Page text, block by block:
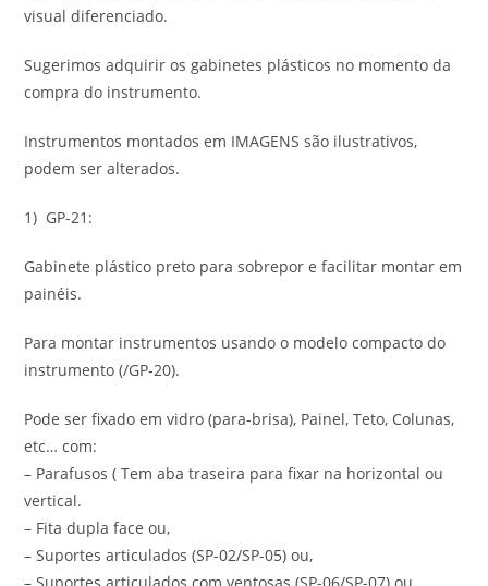
visual diferenciado.
Sugerimos adquirir os gabinetes plásticos no momento da
compra do instrumento.
Instrumentos montados em IMAGENS são ilustrativos,
podem ser alterados.
1) GP-21:
Gabinete plástico preto para sobrepor e facilitar montar em
painéis.
Para montar instrumentos usando o modelo compacto do
instrumento (/GP-20).
Pode ser fixado em vidro (para-brisa), Painel, Teto, Colunas,
etc… com:
– Parafusos ( Tem aba traseira para fixar na horizontal ou
vertical.
– Fita dupla face ou,
– Suportes articulados (SP-02/SP-05) ou,